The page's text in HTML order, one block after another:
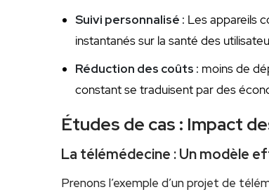
Suivi personnalisé ​: Les appareils
instantanés sur la⁣ santé ‌des⁣
Réduction des coûts : moins de
constant se traduisent par des
Études‍ de cas : Impact
La⁣ télémédecine : Un modèle
Prenons l’exemple d’un projet⁣ de